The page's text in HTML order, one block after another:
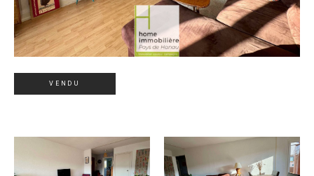
VENDU